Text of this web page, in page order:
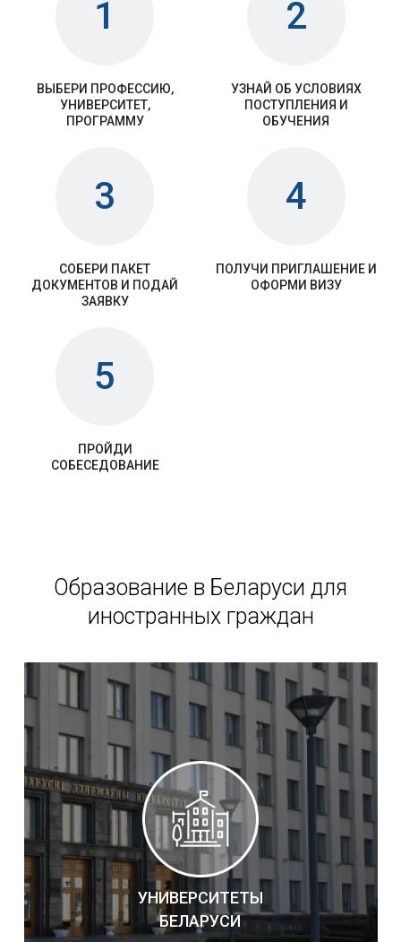
1
ВЫБЕРИ ПРОФЕССИЮ,
УНИВЕРСИТЕТ,
ПРОГРАММУ
2
УЗНАЙ ОБ УСЛОВИЯХ
ПОСТУПЛЕНИЯ И
ОБУЧЕНИЯ
3
СОБЕРИ ПАКЕТ
ДОКУМЕНТОВ И ПОДАЙ
ЗАЯВКУ
4
ПОЛУЧИ ПРИГЛАШЕНИЕ И
ОФОРМИ ВИЗУ
5
ПРОЙДИ
СОБЕСЕДОВАНИЕ
Образование в Беларуси для
иностранных граждан
УНИВЕРСИТЕТЫ
БЕЛАРУСИ